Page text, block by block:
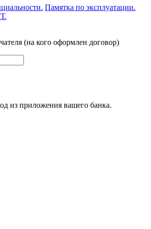
Памятка по эксплуатации.
(на кого оформлен договор)
из приложения вашего банка.